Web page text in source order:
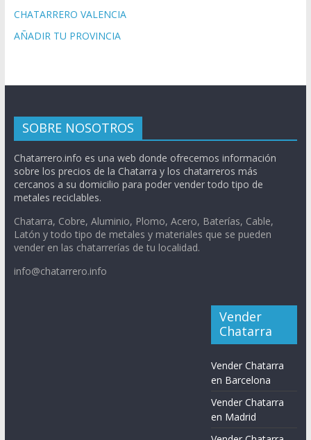
CHATARRERO VALENCIA
AÑADIR TU PROVINCIA
SOBRE NOSOTROS
Chatarrero.info es una web donde ofrecemos información
sobre los precios de la Chatarra y los chatarreros más
cercanos a su domicilio para poder vender todo tipo de
metales reciclables.
Chatarra, Cobre, Aluminio, Plomo, Acero, Baterías, Cable,
Latón y todo tipo de metales y materiales que se pueden
vender en las chatarrerías de tu localidad.
info@chatarrero.info
Vender
Chatarra
Vender Chatarra
en Barcelona
Vender Chatarra
en Madrid